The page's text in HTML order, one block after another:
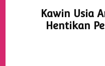
Kawin Usia
Hentikan